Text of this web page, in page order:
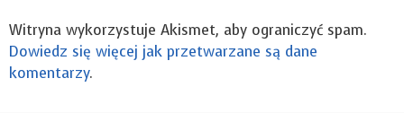
Witryna wykorzystuje Akismet, aby ograniczyć spam.
Dowiedz się więcej jak przetwarzane są dane
komentarzy.